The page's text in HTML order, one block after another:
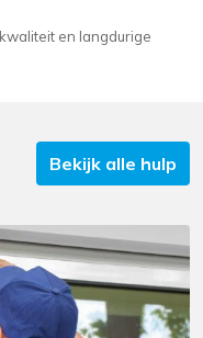
en langdurige
Bekijk alle hulp